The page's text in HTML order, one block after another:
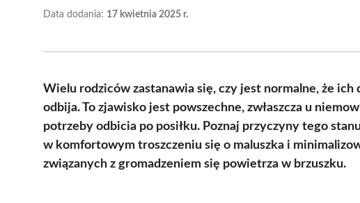
Data dodania: 17 kwietnia 2025 r.
Wielu rodziców zastanawia się, czy jest normalne, że ich
odbija. To zjawisko jest powszechne, zwłaszcza u
potrzeby odbicia po posiłku. Poznaj przyczyny tego
w komfortowym troszczeniu się o maluszka i
związanych z gromadzeniem się powietrza w brzuszku.